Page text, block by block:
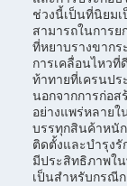
ช่วงนี้เป็นที่นิยมเ
สามารถในการ
ที่หยาบรางขาก
การเคลื่อนไหวที่
ท้าทายที่เครนป
นอกจากการก่อส
อย่างแพร่หลายใ
บรรทุกสินค้าหนัก
ติดตั้งและบํารุง
มีประสิทธิภาพใ
เป็นสําหรับกรณี